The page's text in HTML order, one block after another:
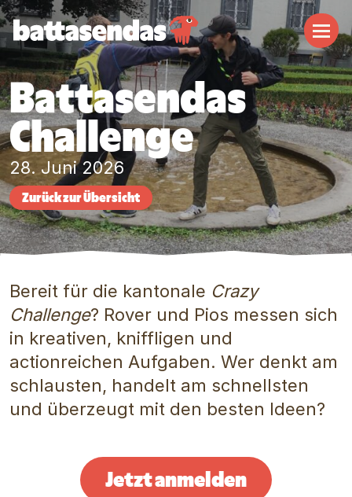
Battasendas
Challenge
28. Juni 2026
Zurück zur Übersicht
Bereit für die kantonale Crazy
Challenge? Rover und Pios messen sich
in kreativen, kniffligen und
actionreichen Aufgaben. Wer denkt am
schlausten, handelt am schnellsten
und überzeugt mit den besten Ideen?
Jetzt anmelden